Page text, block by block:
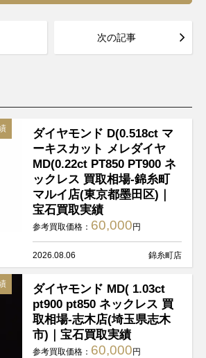
次の記事
ダイヤモンド D(0.518ct マ
ーキスカット メレダイヤ
MD(0.22ct PT850 PT900 ネ
ックレス 買取相場-錦糸町
マルイ店(東京都墨田区)｜
宝石買取実績
参考買取価格： 60,000円
2026.08.06 錦糸町店
ダイヤモンド MD( 1.03ct
pt900 pt850 ネックレス 買
取相場-志木店(埼玉県志木
市)｜宝石買取実績
参考買取価格： 60,000円